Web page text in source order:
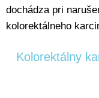
dochádza pri
kolorektálneho
Kolorektálny